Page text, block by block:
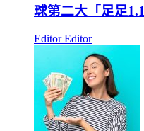
球第二大「足足
Editor Editor